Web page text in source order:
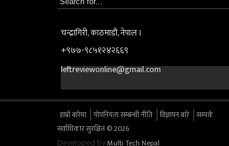
चन्द्रागिरी, काठमाडाैं, नेपाल ।
+९७७-९८५१२४२६६९
leftreviewonline@gmail.com
हाम्रो बारेमा गोपनियता सम्बन्धी नीति विज्ञापन बारे सम्पर्क
सर्वाधिकार सुरक्षित © 2026
Developed byMulti Tech Nepal